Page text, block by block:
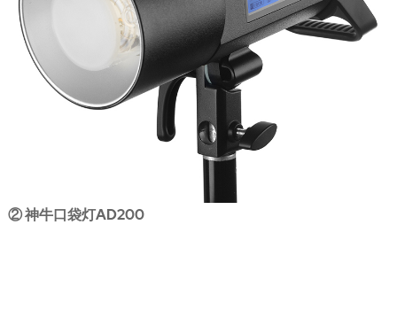
② 神牛口袋灯AD200